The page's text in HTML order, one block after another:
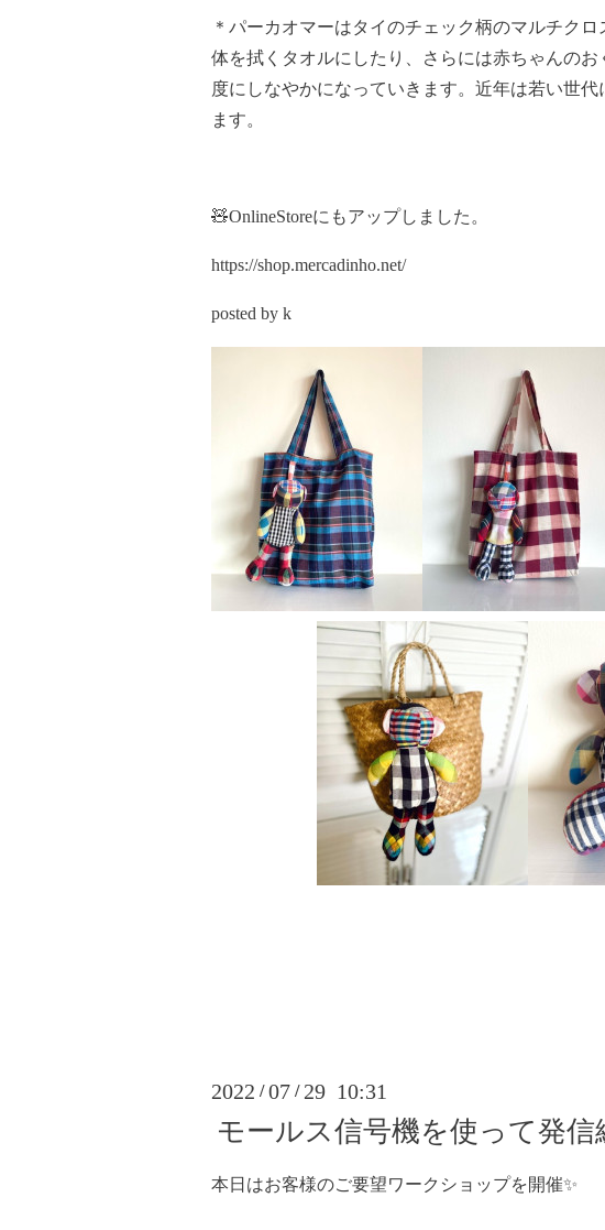
＊パーカオマーはタイのチェック柄のマルチク
体を拭くタオルにしたり、さらには赤ちゃんの
度にしなやかになっていきます。近年は若い世
ます。
🧸OnlineStoreにもアップしました。
https://shop.mercadinho.net/
posted by k
2022 /07 / 29 10:31
モールス信号機を使って発信
本日はお客様のご要望ワークショップを開催✨